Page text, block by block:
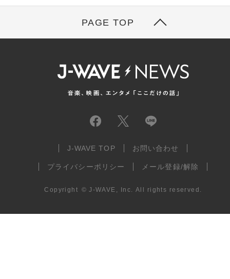
PAGE TOP
J-WAVE TOP お問い合わせ
プライバシーポリシー メール登録/解除
Copyright © J-WAVE, Inc. All rights reserved.